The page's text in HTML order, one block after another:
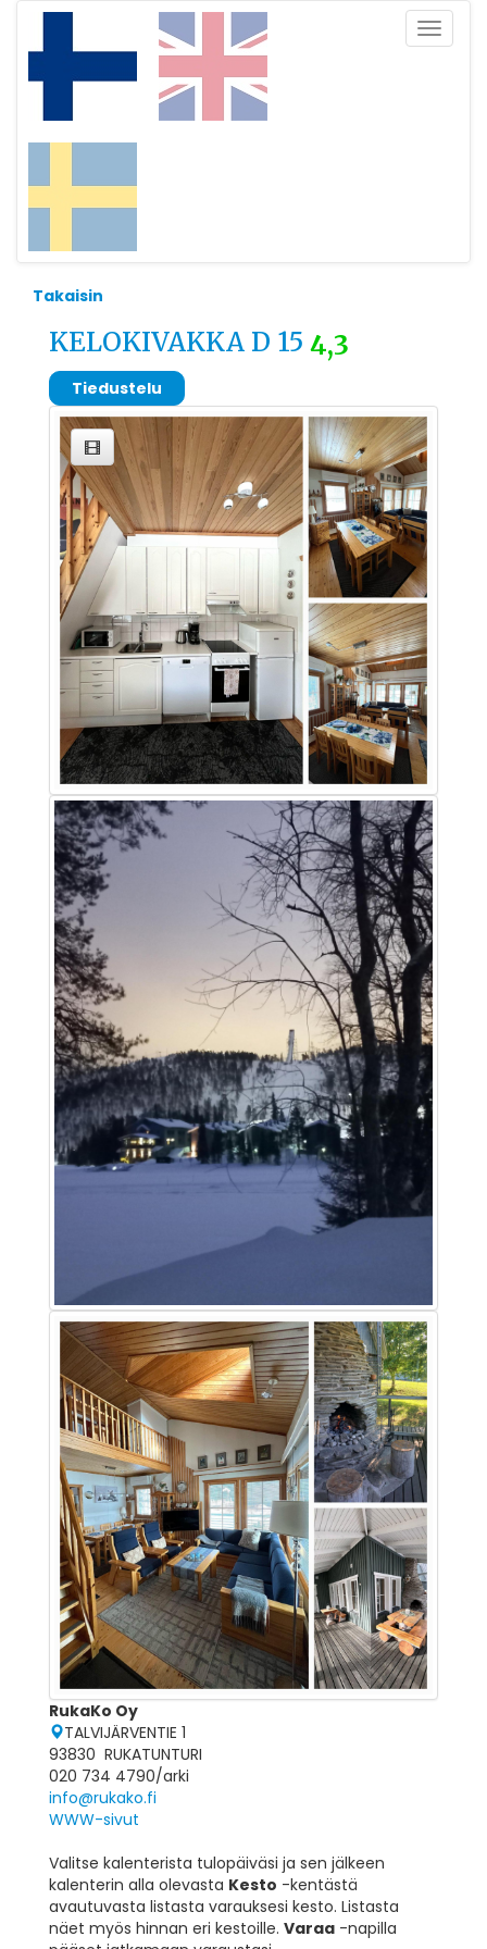
Toggle
Takaisin
KELOKIVAKKA D 15 4,3
RukaKo Oy
TALVIJÄRVENTIE 1
93830 RUKATUNTURI
020 734 4790/arki
info@rukako.fi
WWW-sivut
Valitse kalenterista tulopäiväsi ja sen jälkeen
kalenterin alla olevasta Kesto -kentästä
avautuvasta listasta varauksesi kesto. Listasta
näet myös hinnan eri kestoille. Varaa -napilla